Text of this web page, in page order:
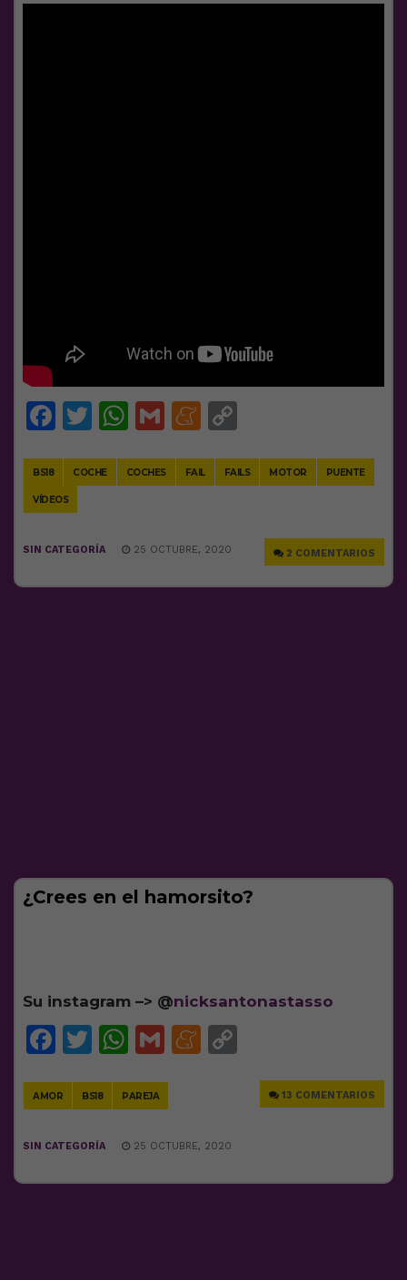
Facebook
Twitter
WhatsApp
GmailMeneame
BS18 COCHE COCHES FAIL FAILS MOTOR PUENTE
VÍDEOS
2 COMENTARIOS
SIN CATEGORÍA 25 OCTUBRE, 2020
¿Crees en el hamorsito?
Su instagram –> @nicksantonastasso
Facebook
Twitter
WhatsApp
GmailMeneame
AMOR BS18 PAREJA 13 COMENTARIOS
SIN CATEGORÍA 25 OCTUBRE, 2020